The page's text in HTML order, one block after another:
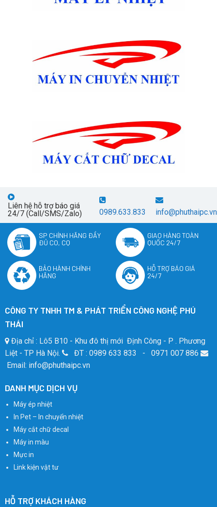
Liên hệ hỗ trợ báo giá
24/7 (Call/SMS/Zalo)
0989.633.833 info@phuthaipc.vn
SP CHÍNH HÃNG ĐẦY
ĐỦ CO, CQ
GIAO HÀNG TOÀN
QUỐC 24/7
BẢO HÀNH CHÍNH
HÃNG
HỖ TRỢ BÁO GIÁ
24/7
CÔNG TY TNHH TM & PHÁT TRIỂN CÔNG NGHỆ PHÚ
THÁI
Địa chỉ : Lô5 B10 - Khu đô thị mới Định Công - P . Phương
Liệt - TP Hà Nội.
ĐT : 0989 633 833 - 0971 007 886
Email: info@phuthaipc.vn
DANH MỤC DỊCH VỤ
Máy ép nhiệt
In Pet – In chuyển nhiệt
Máy cắt chữ decal
Máy in màu
Mực in
Link kiện vật tư
HỖ TRỢ KHÁCH HÀNG